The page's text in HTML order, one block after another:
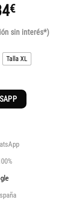
€El
precio
actual
es:
sin interés*)
Talla XL